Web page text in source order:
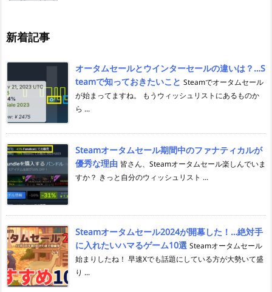
新着記事
オータムセールとウインターセールの違いは？…S
teamで知っておきたいこと Steamでオータムセール
が始まってますね。 もうウィッシュリストにあるものか
ら ...
Steamオータムセール期間中のファナティカルが
優秀な理由 皆さん、Steamオータムセール楽しんでいま
すか？ きっと自分のウィッシュリスト ...
Steamオータムセール2024が開幕した！…絶対手
に入れたいハマるゲーム10選 Steamオータムセール
始まりしたね！ 早速Xでも話題にしている方が大勢いて盛
り ...